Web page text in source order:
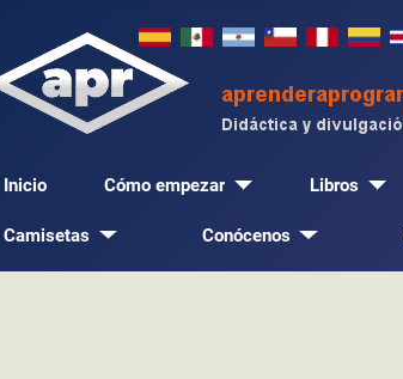
Inicio Cómo empezar Libros
Camisetas Conócenos